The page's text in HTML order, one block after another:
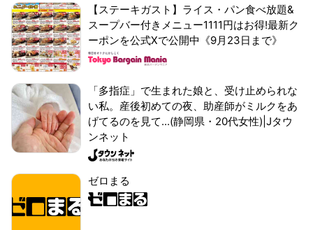
【ステーキガスト】ライス・パン食べ放題&
スープバー付きメニュー1111円はお得!最新ク
ーポンを公式Xで公開中《9月23日まで》
「多指症」で生まれた娘と、受け止められな
い私。産後初めての夜、助産師がミルクをあ
げてるのを見て...(静岡県・20代女性)|Jタウ
ンネット
ゼロまる